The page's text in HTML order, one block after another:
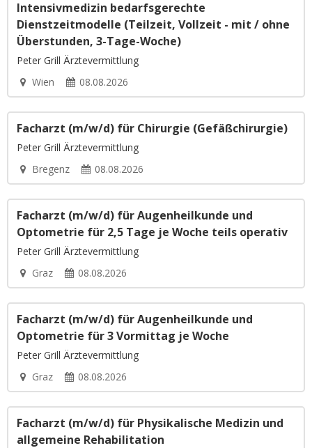
Intensivmedizin bedarfsgerechte
Dienstzeitmodelle (Teilzeit, Vollzeit - mit / ohne
Überstunden, 3-Tage-Woche)
Peter Grill Ärztevermittlung
Wien
08.08.2026
Facharzt (m/w/d) für Chirurgie (Gefäßchirurgie)
Peter Grill Ärztevermittlung
Bregenz
08.08.2026
Facharzt (m/w/d) für Augenheilkunde und
Optometrie für 2,5 Tage je Woche teils operativ
Peter Grill Ärztevermittlung
Graz
08.08.2026
Facharzt (m/w/d) für Augenheilkunde und
Optometrie für 3 Vormittag je Woche
Peter Grill Ärztevermittlung
Graz
08.08.2026
Facharzt (m/w/d) für Physikalische Medizin und
allgemeine Rehabilitation